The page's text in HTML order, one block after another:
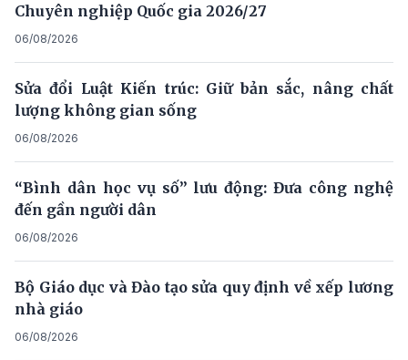
Chuyên nghiệp Quốc gia 2026/27
06/08/2026
Sửa đổi Luật Kiến trúc: Giữ bản sắc, nâng chất
lượng không gian sống
06/08/2026
“Bình dân học vụ số” lưu động: Đưa công nghệ
đến gần người dân
06/08/2026
Bộ Giáo dục và Đào tạo sửa quy định về xếp lương
nhà giáo
06/08/2026